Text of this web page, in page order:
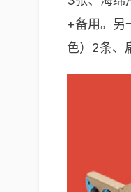
+备用。另
色）2条、